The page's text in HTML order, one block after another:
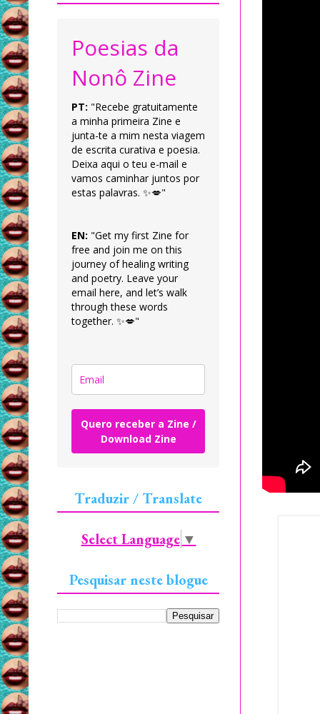
Poesias da
Nonô Zine
PT: "Recebe gratuitamente
a minha primeira Zine e
junta-te a mim nesta viagem
de escrita curativa e poesia.
Deixa aqui o teu e-mail e
vamos caminhar juntos por
estas palavras. ✨💋"
EN: "Get my first Zine for
free and join me on this
journey of healing writing
and poetry. Leave your
email here, and let’s walk
through these words
together. ✨💋"
Quero receber a Zine /
Download Zine
Traduzir / Translate
Select Language ▼
Pesquisar neste blogue